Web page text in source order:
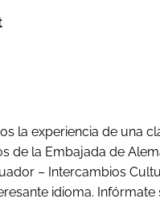
la experiencia de una
de la Embajada de
– Intercambios
idioma.